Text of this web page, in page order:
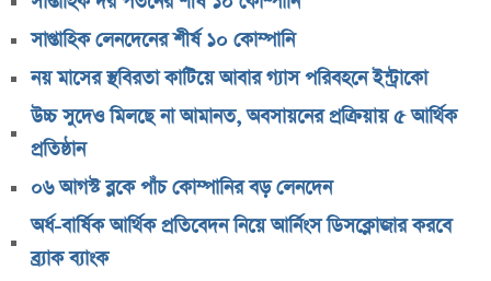
মন্ত্রীর
০৬ আগস্ট ব্লকে পাঁচ কোম্পানির বড় লেনদেন
অর্ধ-বার্ষিক আর্থিক প্রতিবেদন নিয়ে আর্নিংস ডিসক্লোজার
করবে ব্র্যাক ব্যাংক
কর্ণফুলী ইন্স্যুরেন্সের অর্ধ-বার্ষিক সম্মেলন অনুষ্ঠিত
৭৫ হাজার ২৮৩ শেয়ার মনোনীত উত্তরাধিকারীর নামে
হস্তান্তর
আস্থা থাকলেও বাজারে অস্থিরতা, তদারকি বাড়ানোর পরামর্শ
সাপ্তাহিক লেনদেনের শীর্ষ ১০ কোম্পানি
নয় মাসের স্থবিরতা কাটিয়ে আবার গ্যাস পরিবহনে ইন্ট্রাকো
উচ্চ সুদেও মিলছে না আমানত, অবসায়নের প্রক্রিয়ায় ৫ আর্থিক
প্রতিষ্ঠান
০৬ আগস্ট ব্লকে পাঁচ কোম্পানির বড় লেনদেন
অর্ধ-বার্ষিক আর্থিক প্রতিবেদন নিয়ে আর্নিংস ডিসক্লোজার করবে
ব্র্যাক ব্যাংক